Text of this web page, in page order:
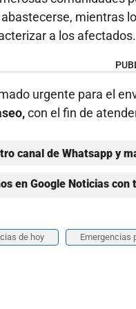
mientras
a los afectados.
urgente para el
con el fin de
canal de Whatsapp y
en Google Noticias con
de hoy Emergencias